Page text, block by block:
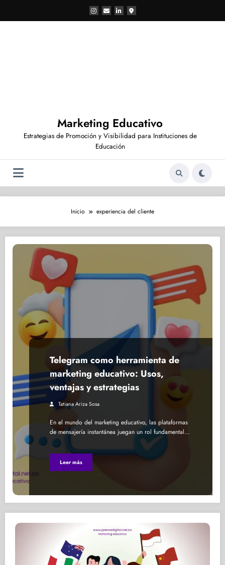
contenido
Marketing Educativo
Estrategias de Promoción y Visibilidad para Instituciones de
Educación
Inicio experiencia del cliente
Telegram como herramienta de
marketing educativo: Usos,
ventajas y estrategias
Tatiana Ariza Sosa
En el mundo del marketing educativo, las plataformas
de mensajería instantánea juegan un rol fundamental…
Leer más